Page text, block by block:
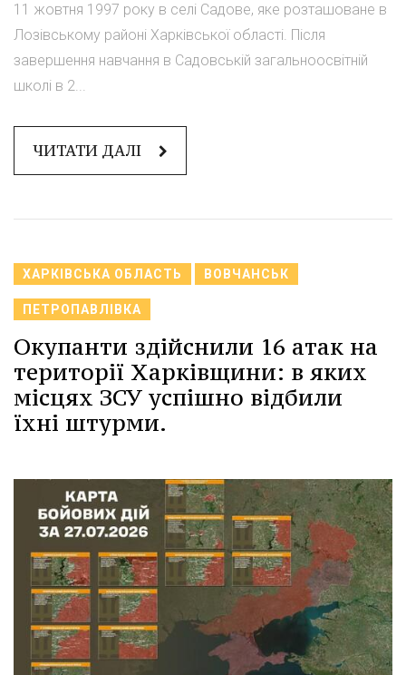
11 жовтня 1997 року в селі Садове, яке розташоване в
Лозівському районі Харківської області. Після
завершення навчання в Садовській загальноосвітній
школі в 2...
ЧИТАТИ ДАЛІ
ХАРКІВСЬКА ОБЛАСТЬ ВОВЧАНСЬК
ПЕТРОПАВЛІВКА
Окупанти здійснили 16 атак на
території Харківщини: в яких
місцях ЗСУ успішно відбили
їхні штурми.